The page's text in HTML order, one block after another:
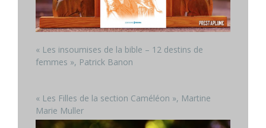
« Les insoumises de la bible – 12 destins de
femmes », Patrick Banon
« Les Filles de la section Caméléon », Martine
Marie Muller